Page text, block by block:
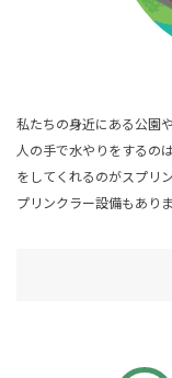
私たちの身近にある公園
人の手で水やりをするの
をしてくれるのがスプリ
プリンクラー設備もありま